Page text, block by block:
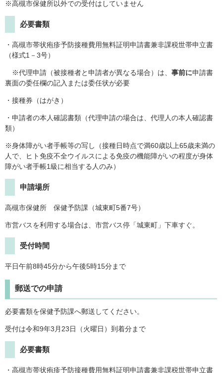
※高槻市保健所以外での受付はしていません
必要書類
・高槻市帯状疱疹予防接種費用無料証明申請書兼非課税世帯申立書
（様式1－3号）
※代理申請（被接種者と申請者が異なる場合）は、 事前に申請書
裏面の委任欄の記入または委任状が必要
・接種券（はがき）
・申請者の本人確認書類（代理申請の場合は、代理人の本人確認書
類）
※身体障がい者手帳等の写し（接種日時点で満60歳以上65歳未満の
人で、ヒト免疫不全ウイルスによる免疫の機能障がいの程度が身体
障がい者手帳1級に相当する人のみ）
申請場所
高槻市保健所 保健予防課（城東町5番7号）
市営バスを利用する場合は、市営バス停「城東町」下車すぐ。
受付時間
平日午前8時45分から午後5時15分まで
郵送での申請
必要書類を保健予防課へ郵送してください。
受付は令和9年3月23日（火曜日）到着分まで
必要書類
・高槻市帯状疱疹予防接種費用無料証明申請書兼非課税世帯申立書